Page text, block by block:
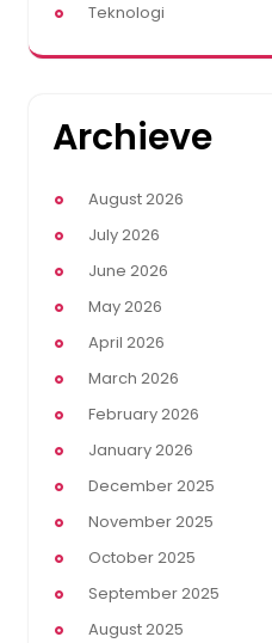
Teknologi
Archieve
August 2026
July 2026
June 2026
May 2026
April 2026
March 2026
February 2026
January 2026
December 2025
November 2025
October 2025
September 2025
August 2025